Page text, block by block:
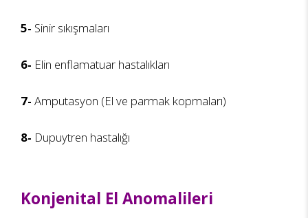
5- Sinir sıkışmaları
6- Elin enflamatuar hastalıkları
7- Amputasyon (El ve parmak kopmaları)
8- Dupuytren hastalığı
Konjenital El Anomalileri